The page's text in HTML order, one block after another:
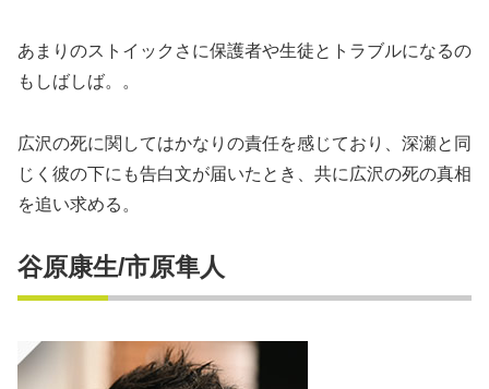
あまりのストイックさに保護者や生徒とトラブルになるの
もしばしば。。
広沢の死に関してはかなりの責任を感じており、深瀬と同
じく彼の下にも告白文が届いたとき、共に広沢の死の真相
を追い求める。
谷原康生/市原隼人